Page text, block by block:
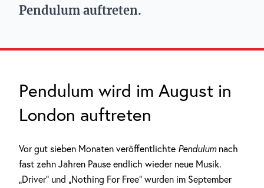
Pendulum auftreten.
Pendulum wird im August in
London auftreten
Vor gut sieben Monaten veröffentlichte Pendulum nach
fast zehn Jahren Pause endlich wieder neue Musik.
„Driver“ und „Nothing For Free“ wurden im September